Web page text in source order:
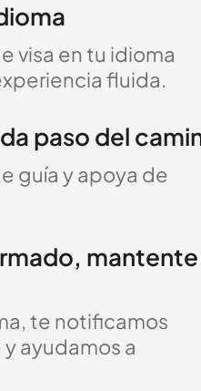
visa en tu idioma
fluida.
paso del
guía y apoya de
mantente
te notificamos
ayudamos a